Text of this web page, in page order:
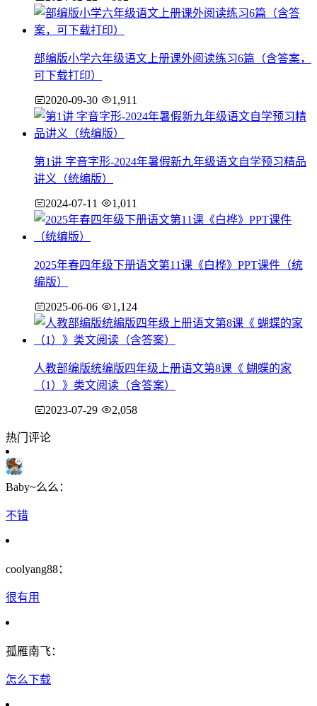
部编版小学六年级语文上册课外阅读练习6篇（含答案，
可下载打印）
2020-09-30 1,911
第1讲 字音字形-2024年暑假新九年级语文自学预习精品
讲义（统编版）
2024-07-11 1,011
2025年春四年级下册语文第11课《白桦》PPT课件（统
编版）
2025-06-06 1,124
人教部编版统编版四年级上册语文第8课《 蝴蝶的家
（1）》类文阅读（含答案）
2023-07-29 2,058
热门评论
Baby~么么：
不错
coolyang88：
很有用
孤雁南飞：
怎么下载